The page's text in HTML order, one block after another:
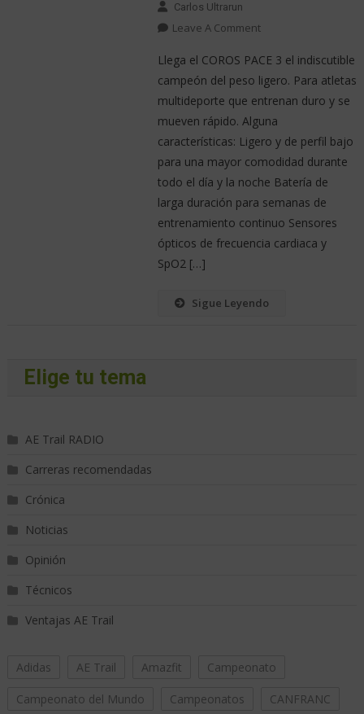
Carlos Ultrarun
Leave A Comment
Llega el COROS PACE 3 el indiscutible
campeón del peso ligero. Para atletas
multideporte que entrenan duro y se
mueven rápido. Alguna
características: Ligero y de perfil bajo
para una mayor comodidad durante
todo el día y la noche Batería de
larga duración para semanas de
entrenamiento continuo Sensores
ópticos de frecuencia cardiaca y
SpO2 […]
Sigue Leyendo
Elige tu tema
AE Trail RADIO
Carreras recomendadas
Crónica
Noticias
Opinión
Técnicos
Ventajas AE Trail
Adidas AE Trail Amazfit Campeonato
Campeonato del Mundo Campeonatos CANFRANC